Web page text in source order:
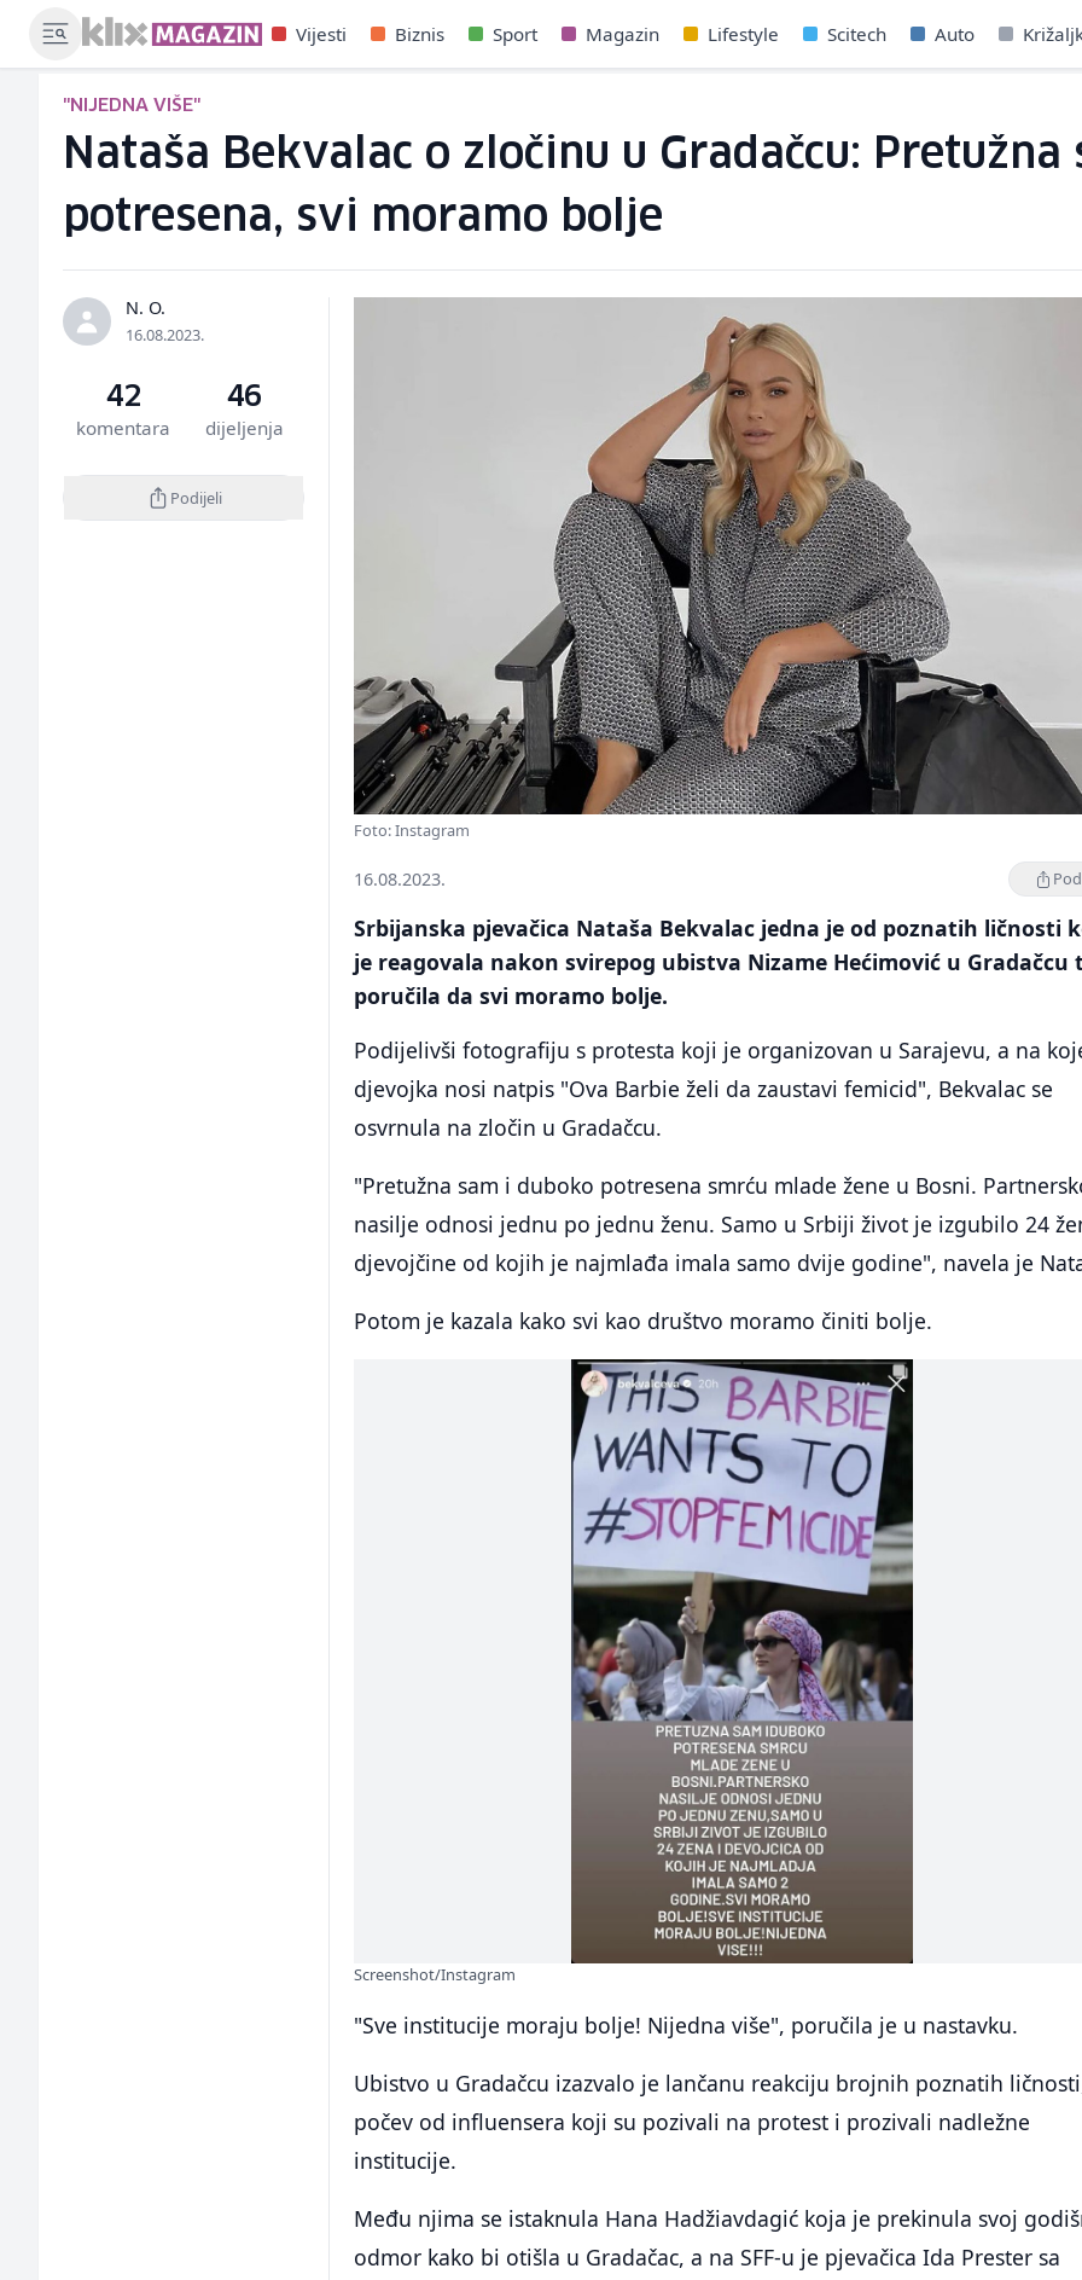
Vijesti Biznis Sport Magazin Lifestyle Scitech Auto
"NIJEDNA VIŠE"
Nataša Bekvalac o zločinu u Gradačcu:
potresena, svi moramo bolje
N. O.
16.08.2023.
42
komentara
46
dijeljenja
Podijeli
Foto: Instagram
16.08.2023.
Srbijanska pjevačica Nataša Bekvalac jedna je od poznatih ličnosti
je reagovala nakon svirepog ubistva Nizame Hećimović u Gradačcu
poručila da svi moramo bolje.
Podijelivši fotografiju s protesta koji je organizovan u Sarajevu, a na
djevojka nosi natpis "Ova Barbie želi da zaustavi femicid", Bekvalac se
osvrnula na zločin u Gradačcu.
"Pretužna sam i duboko potresena smrću mlade žene u Bosni.
nasilje odnosi jednu po jednu ženu. Samo u Srbiji život je izgubilo 24
djevojčine od kojih je najmlađa imala samo dvije godine", navela je
Potom je kazala kako svi kao društvo moramo činiti bolje.
Screenshot/Instagram
"Sve institucije moraju bolje! Nijedna više", poručila je u nastavku.
Ubistvo u Gradačcu izazvalo je lančanu reakciju brojnih poznatih
počev od influensera koji su pozivali na protest i prozivali nadležne
institucije.
Među njima se istaknula Hana Hadžiavdagić koja je prekinula svoj
odmor kako bi otišla u Gradačac, a na SFF-u je pjevačica Ida Prester sa